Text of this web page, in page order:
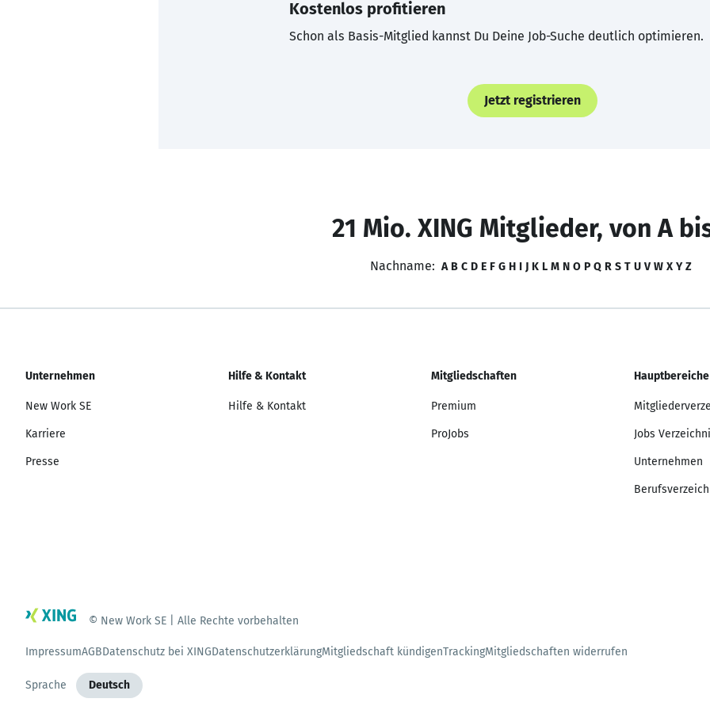
Kostenlos profitieren
Schon als Basis-Mitglied kannst Du Deine Job-Suche deutlich optimieren.
Jetzt registrieren
21 Mio. XING Mitglieder, von A
Nachname: A B C D E F G H I J K L M N O P Q R S T U V W X Y Z
Unternehmen
New Work SE
Karriere
Presse
Hilfe & Kontakt
Hilfe & Kontakt
Mitgliedschaften
Premium
ProJobs
Hauptbereiche
Jobs
Unternehmen
© New Work SE | Alle Rechte vorbehalten
ImpressumAGBDatenschutz bei XINGDatenschutzerklärungMitgliedschaft kündigenTrackingMitgliedschaften widerrufen
Sprache Deutsch